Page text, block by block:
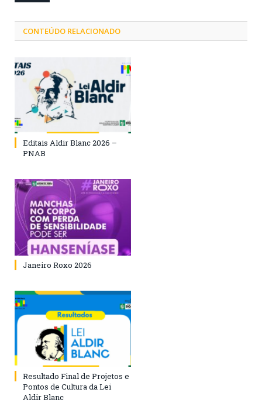
CONTEÚDO RELACIONADO
Editais Aldir Blanc 2026 –
PNAB
Janeiro Roxo 2026
Resultado Final de Projetos e
Pontos de Cultura da Lei
Aldir Blanc